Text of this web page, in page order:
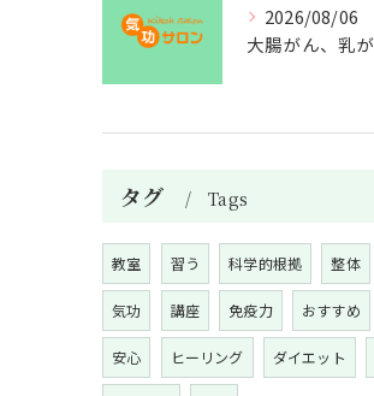
2026/08/06
タグ Tags
教室 習う 科学的根拠 整体
気功 講座 免疫力 おすすめ
安心 ヒーリング ダイエット